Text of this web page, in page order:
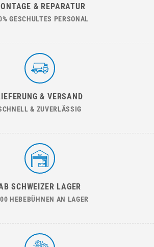
& REPARATUR
GESCHULTES PERSONAL
& VERSAND
& ZUVERLÄSSIG
SCHWEIZER LAGER
HEBEBÜHNEN AN LAGER